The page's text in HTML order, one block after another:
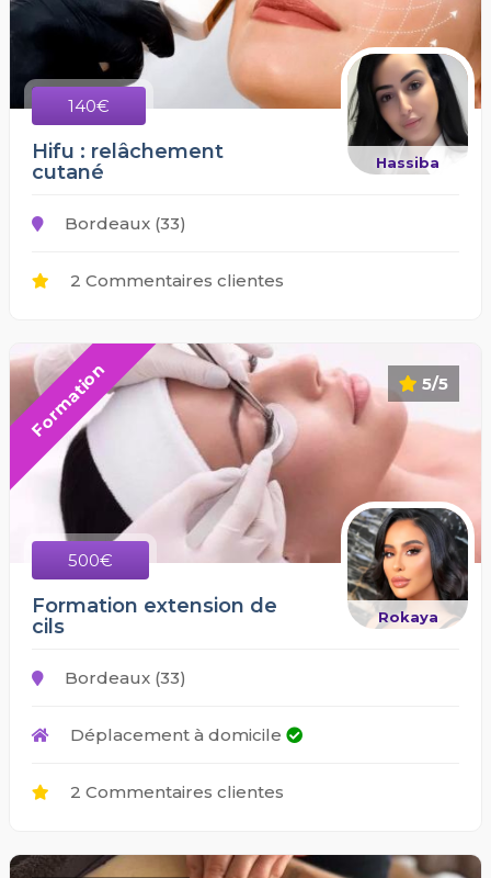
140€
Hassiba
Hifu : relâchement
cutané
Bordeaux (33)
2 Commentaires clientes
Formation 5/5
500€
Rokaya
Formation extension de
cils
Bordeaux (33)
Déplacement à domicile
2 Commentaires clientes